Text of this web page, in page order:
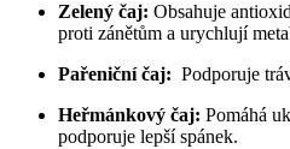
Zelený čaj: Obsahuje
proti zánětům a urychlují⁣
Pařeniční čaj:
Podporuje
Heřmánkový⁢ čaj: Pomáhá
podporuje ​lepší ‍spánek.